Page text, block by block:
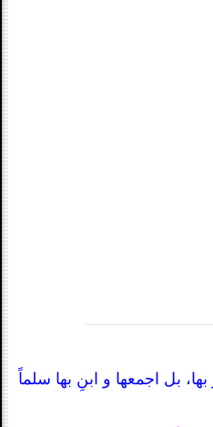
بها، بل اجمعها و ابنِ بها سلماً